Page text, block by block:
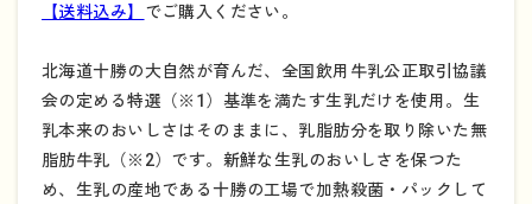
【送料込み】 でご購入ください。
北海道十勝の大自然が育んだ、全国飲用牛乳公正取引協議
会の定める特選（※1）基準を満たす生乳だけを使用。生
乳本来のおいしさはそのままに、乳脂肪分を取り除いた無
脂肪牛乳（※2）です。新鮮な生乳のおいしさを保つた
め、生乳の産地である十勝の工場で加熱殺菌・パックして